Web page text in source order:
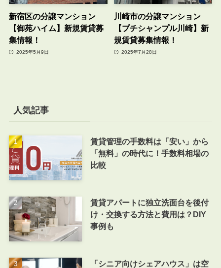
新宿区の分譲マンション
【御苑ハイム】新規賃貸募
集情報！
2025年5月9日
川崎市の分譲マンション
【プチシャンプル川崎】新
規賃貸募集情報！
2025年7月28日
人気記事
賃貸管理の手数料は「安い」から
「無料」の時代に！手数料相場の
比較
賃貸アパートに独立洗面台を後付
け・交換する方法と費用は？DIY
事例も
「シニア向けシェアハウス」は空